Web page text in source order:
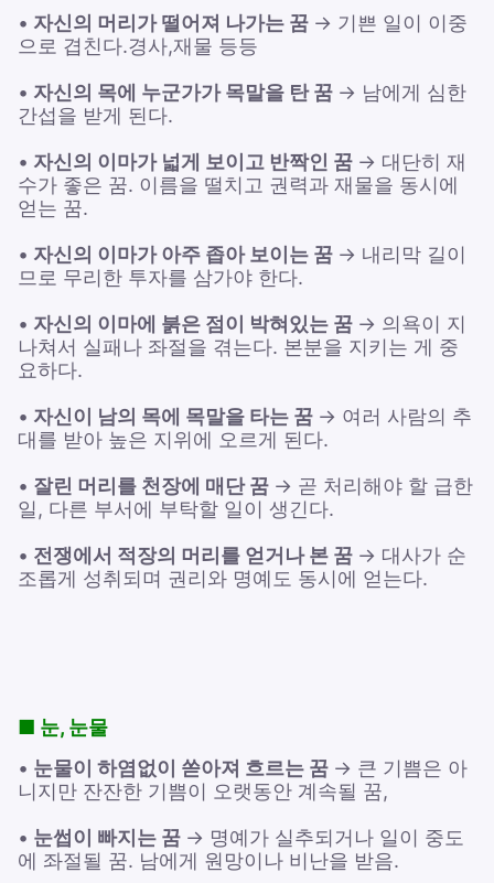
• 자신의 머리가 떨어져 나가는 꿈 → 기쁜 일이 이중
으로 겹친다.경사,재물 등등
• 자신의 목에 누군가가 목말을 탄 꿈 → 남에게 심한
간섭을 받게 된다.
• 자신의 이마가 넓게 보이고 반짝인 꿈 → 대단히 재
수가 좋은 꿈. 이름을 떨치고 권력과 재물을 동시에
얻는 꿈.
• 자신의 이마가 아주 좁아 보이는 꿈 → 내리막 길이
므로 무리한 투자를 삼가야 한다.
• 자신의 이마에 붉은 점이 박혀있는 꿈 → 의욕이 지
나쳐서 실패나 좌절을 겪는다. 본분을 지키는 게 중
요하다.
• 자신이 남의 목에 목말을 타는 꿈 → 여러 사람의 추
대를 받아 높은 지위에 오르게 된다.
• 잘린 머리를 천장에 매단 꿈 → 곧 처리해야 할 급한
일, 다른 부서에 부탁할 일이 생긴다.
• 전쟁에서 적장의 머리를 얻거나 본 꿈 → 대사가 순
조롭게 성취되며 권리와 명예도 동시에 얻는다.
■ 눈, 눈물
• 눈물이 하염없이 쏟아져 흐르는 꿈 → 큰 기쁨은 아
니지만 잔잔한 기쁨이 오랫동안 계속될 꿈,
• 눈썹이 빠지는 꿈 → 명예가 실추되거나 일이 중도
에 좌절될 꿈. 남에게 원망이나 비난을 받음.